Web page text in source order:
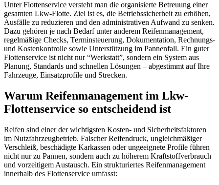
Unter Flottenservice versteht man die organisierte Betreuung einer
gesamten Lkw-Flotte. Ziel ist es, die Betriebssicherheit zu erhöhen,
Ausfälle zu reduzieren und den administrativen Aufwand zu senken.
Dazu gehören je nach Bedarf unter anderem Reifenmanagement,
regelmäßige Checks, Terminsteuerung, Dokumentation, Rechnungs-
und Kostenkontrolle sowie Unterstützung im Pannenfall. Ein guter
Flottenservice ist nicht nur “Werkstatt”, sondern ein System aus
Planung, Standards und schnellen Lösungen – abgestimmt auf Ihre
Fahrzeuge, Einsatzprofile und Strecken.
Warum Reifenmanagement im Lkw-
Flottenservice so entscheidend ist
Reifen sind einer der wichtigsten Kosten- und Sicherheitsfaktoren
im Nutzfahrzeugbetrieb. Falscher Reifendruck, ungleichmäßiger
Verschleiß, beschädigte Karkassen oder ungeeignete Profile führen
nicht nur zu Pannen, sondern auch zu höherem Kraftstoffverbrauch
und vorzeitigem Austausch. Ein strukturiertes Reifenmanagement
innerhalb des Flottenservice umfasst: